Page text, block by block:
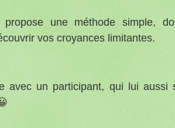
une méthode simple,
vos croyances limitantes.
avec un participant, qui lui aussi